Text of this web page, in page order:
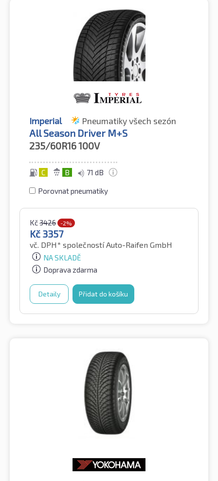
Imperial Pneumatiky všech sezón
All Season Driver M+S
235/60R16100V
C B 71 dB
Porovnat pneumatiky
Kč3426 -2%
Kč 3357
vč. DPH* společností Auto-Raifen GmbH
NA SKLADĚ
Doprava zdarma
Detaily Přidat do košíku